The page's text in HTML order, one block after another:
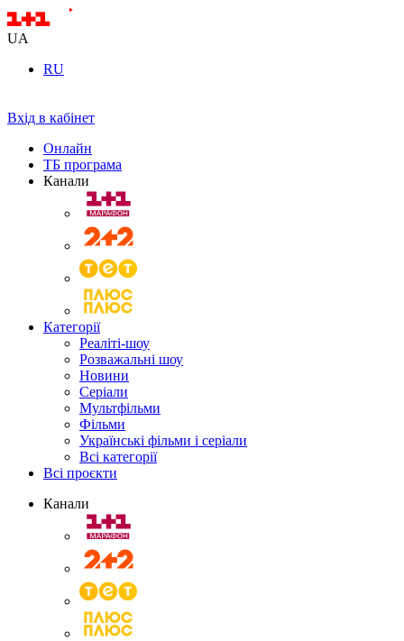
UA
RU
Вхід в кабінет
Онлайн
ТБ програма
Канали
Категорії
Реаліті-шоу
Розважальні шоу
Новини
Серіали
Мультфільми
Фільми
Українські фільми і серіали
Всі категорії
Всі проєкти
Канали